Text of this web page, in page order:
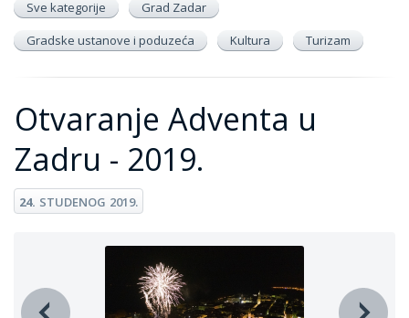
Sve kategorije
Grad Zadar
Gradske ustanove i poduzeća
Kultura Turizam
Otvaranje Adventa u
Zadru - 2019.
24. STUDENOG 2019.